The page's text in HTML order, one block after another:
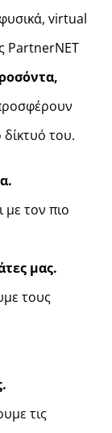
virtual
PartnerNET
του.
με τον πιο
μας.
τους
τις